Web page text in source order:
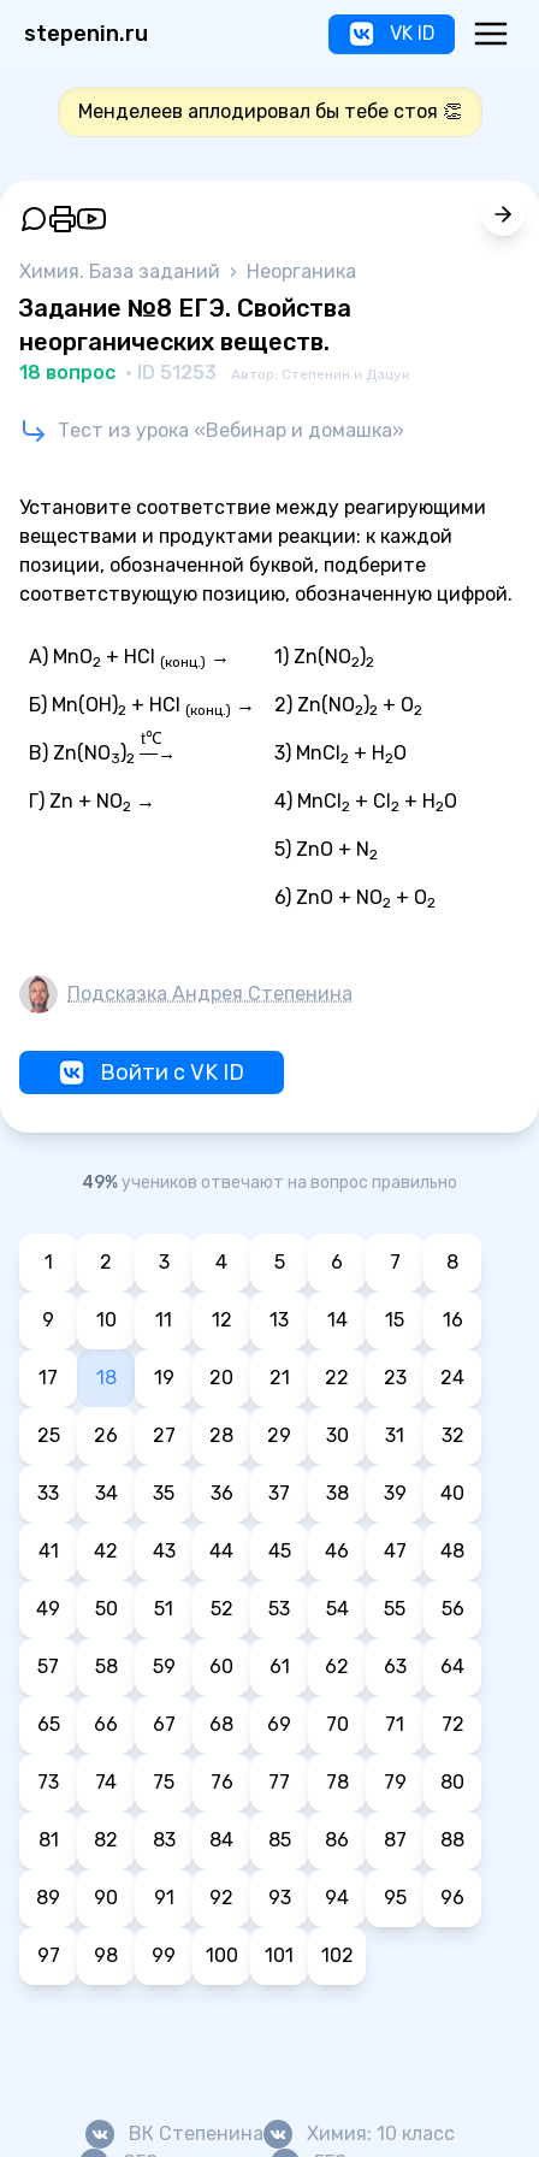
stepenin.ru VK ID
Менделеев аплодировал бы тебе стоя 👏
Химия. База заданий › Неорганика
Задание №8 ЕГЭ. Свойства
неорганических веществ.
18 вопрос · ID 51253 Автор: Степенин и Дацук
Тест из урока «Вебинар и домашка»
Установите соответствие между реагирующими
веществами и продуктами реакции: к каждой
позиции, обозначенной буквой, подберите
соответствующую позицию, обозначенную цифрой.
А) MnO2 + HCl (конц.) →
Б) Mn(OH)2 + HCl (конц.) →
В) Zn(NO3)2 —→
t℃
Г) Zn + NO2 →
1) Zn(NO2)2
2) Zn(NO2)2 + O2
3) MnCl2 + H2O
4) MnCl2 + Cl2 + H2O
5) ZnO + N2
6) ZnO + NO2 + O2
Подсказка Андрея Степенина
Войти с VK ID
49%учеников отвечают на вопрос правильно
1 2 3 4 5 6 7 8
9 10 11 12 13 14 15 16
17 18 19 20 21 22 23 24
25 26 27 28 29 30 31 32
33 34 35 36 37 38 39 40
41 42 43 44 45 46 47 48
49 50 51 52 53 54 55 56
57 58 59 60 61 62 63 64
65 66 67 68 69 70 71 72
73 74 75 76 77 78 79 80
81 82 83 84 85 86 87 88
89 90 91 92 93 94 95 96
97 98 99 100 101 102
ВК Степенина
Химия: 10 класс